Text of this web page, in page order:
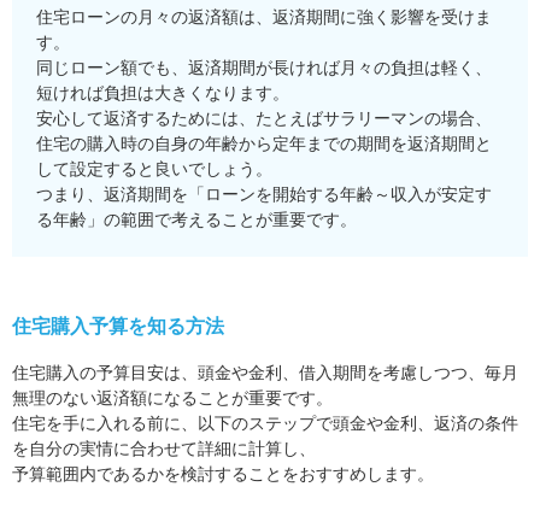
住宅ローンの月々の返済額は、返済期間に強く影響を受けま
す。
同じローン額でも、返済期間が長ければ月々の負担は軽く、
短ければ負担は大きくなります。
安心して返済するためには、たとえばサラリーマンの場合、
住宅の購入時の自身の年齢から定年までの期間を返済期間と
して設定すると良いでしょう。
つまり、返済期間を「ローンを開始する年齢～収入が安定す
る年齢」の範囲で考えることが重要です。
住宅購入予算を知る方法
住宅購入の予算目安は、頭金や金利、借入期間を考慮しつつ、毎月
無理のない返済額になることが重要です。
住宅を手に入れる前に、以下のステップで頭金や金利、返済の条件
を自分の実情に合わせて詳細に計算し、
予算範囲内であるかを検討することをおすすめします。